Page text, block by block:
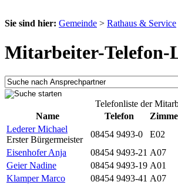
Sie sind hier: Gemeinde > Rathaus & Service
Mitarbeiter-Telefon-
Telefonliste der
Name
Telefon
Lederer Michael
Erster Bürgermeister
08454 9493-0
E02
Eisenhofer Anja
08454 9493-21 A07
Geier Nadine
08454 9493-19 A01
Klamper Marco
08454 9493-41 A07